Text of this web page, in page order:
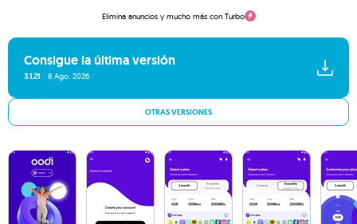
Elimina anuncios y mucho más con Turbo
Consigue la última versión
3.1.21 8 Ago. 2026
OTRAS VERSIONES